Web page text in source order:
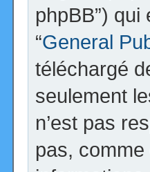
phpBB”)
“General
téléchargé
seulement
n’est pas
pas,